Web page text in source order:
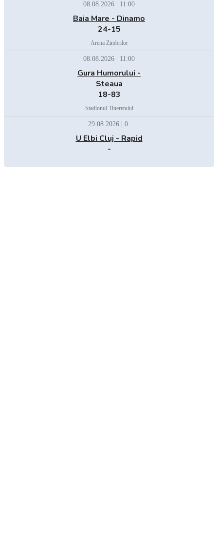
08.08.2026 | 11:00
Baia Mare - Dinamo
24-15
Arena Zimbrilor
08.08.2026 | 11:00
Gura Humorului -
Steaua
18-83
Stadionul Tineretului
29.08.2026 | 0:
U Elbi Cluj - Rapid
-